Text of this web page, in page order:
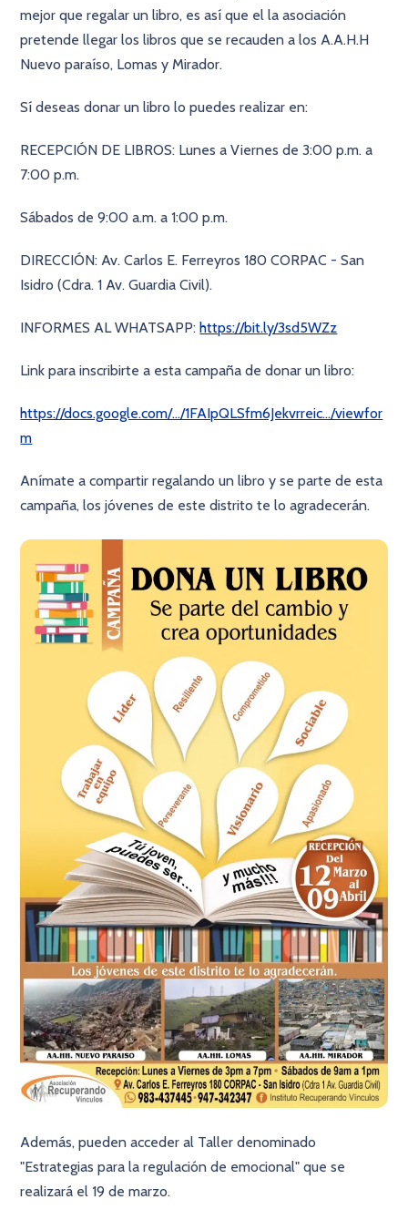
mejor que regalar un libro, es así que el la asociación
pretende llegar los libros que se recauden a los A.A.H.H
Nuevo paraíso, Lomas y Mirador.
Sí deseas donar un libro lo puedes realizar en:
RECEPCIÓN DE LIBROS: Lunes a Viernes de 3:00 p.m. a
7:00 p.m.
Sábados de 9:00 a.m. a 1:00 p.m.
DIRECCIÓN: Av. Carlos E. Ferreyros 180 CORPAC - San
Isidro (Cdra. 1 Av. Guardia Civil).
INFORMES AL WHATSAPP:https://bit.ly/3sd5WZz
Link para inscribirte a esta campaña de donar un libro:
https://docs.google.com/.../1FAIpQLSfm6Jekvrreic.../viewfor
m
Anímate a compartir regalando un libro y se parte de esta
campaña, los jóvenes de este distrito te lo agradecerán.
Además, pueden acceder al Taller denominado
"Estrategias para la regulación de emocional" que se
realizará el 19 de marzo.